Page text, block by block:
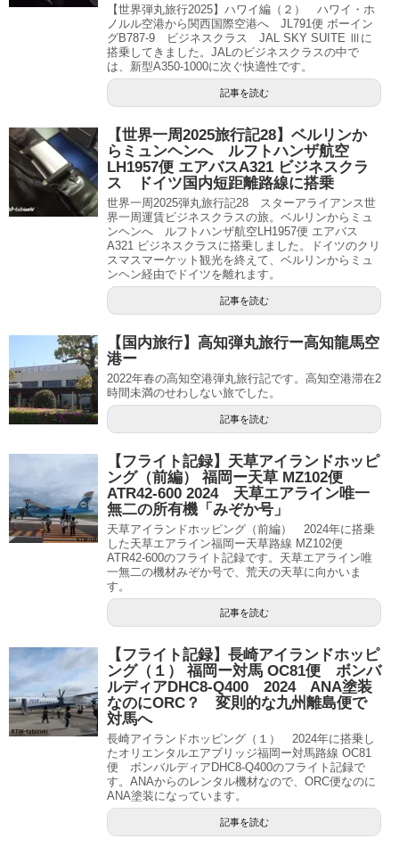
【世界弾丸旅行2025】ハワイ編（２） ハワイ・ホ
ノルル空港から関西国際空港へ JL791便 ボーイン
グB787-9 ビジネスクラス JAL SKY SUITE Ⅲに
搭乗してきました。JALのビジネスクラスの中で
は、新型A350-1000に次ぐ快適性です。
記事を読む
【世界一周2025旅行記28】ベルリンか
らミュンヘンへ ルフトハンザ航空
LH1957便 エアバスA321 ビジネスクラ
ス ドイツ国内短距離路線に搭乗
世界一周2025弾丸旅行記28 スターアライアンス世
界一周運賃ビジネスクラスの旅。ベルリンからミュ
ンヘンへ ルフトハンザ航空LH1957便 エアバス
A321 ビジネスクラスに搭乗しました。ドイツのクリ
スマスマーケット観光を終えて、ベルリンからミュ
ンヘン経由でドイツを離れます。
記事を読む
【国内旅行】高知弾丸旅行ー高知龍馬空
港ー
2022年春の高知空港弾丸旅行記です。高知空港滞在2
時間未満のせわしない旅でした。
記事を読む
【フライト記録】天草アイランドホッピ
ング（前編） 福岡ー天草 MZ102便
ATR42-600 2024 天草エアライン唯一
無二の所有機「みぞか号」
天草アイランドホッピング（前編） 2024年に搭乗
した天草エアライン福岡ー天草路線 MZ102便
ATR42-600のフライト記録です。天草エアライン唯
一無二の機材みぞか号で、荒天の天草に向かいま
す。
記事を読む
【フライト記録】長崎アイランドホッピ
ング（１） 福岡ー対馬 OC81便 ボンバ
ルディアDHC8-Q400 2024 ANA塗装
なのにORC？ 変則的な九州離島便で
対馬へ
長崎アイランドホッピング（１） 2024年に搭乗し
たオリエンタルエアブリッジ福岡ー対馬路線 OC81
便 ボンバルディアDHC8-Q400のフライト記録で
す。ANAからのレンタル機材なので、ORC便なのに
ANA塗装になっています。
記事を読む